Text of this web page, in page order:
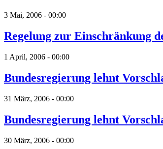
3 Mai, 2006 - 00:00
Regelung zur Einschränkung
1 April, 2006 - 00:00
Bundesregierung lehnt
31 März, 2006 - 00:00
Bundesregierung lehnt
30 März, 2006 - 00:00